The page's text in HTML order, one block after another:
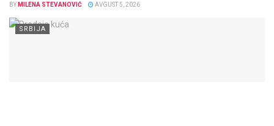
BY MILENA STEVANOVIĆ AVGUST 5, 2026
SRBIJA